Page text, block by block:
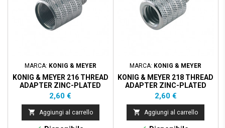
MARCA: KONIG & MEYER
KONIG & MEYER 216 THREAD
ADAPTER ZINC-PLATED
Prezzo
2,60 €
 Aggiungi al carrello
MARCA: KONIG & MEYER
KONIG & MEYER 218 THREAD
ADAPTER ZINC-PLATED
Prezzo
2,60 €
 Aggiungi al carrello